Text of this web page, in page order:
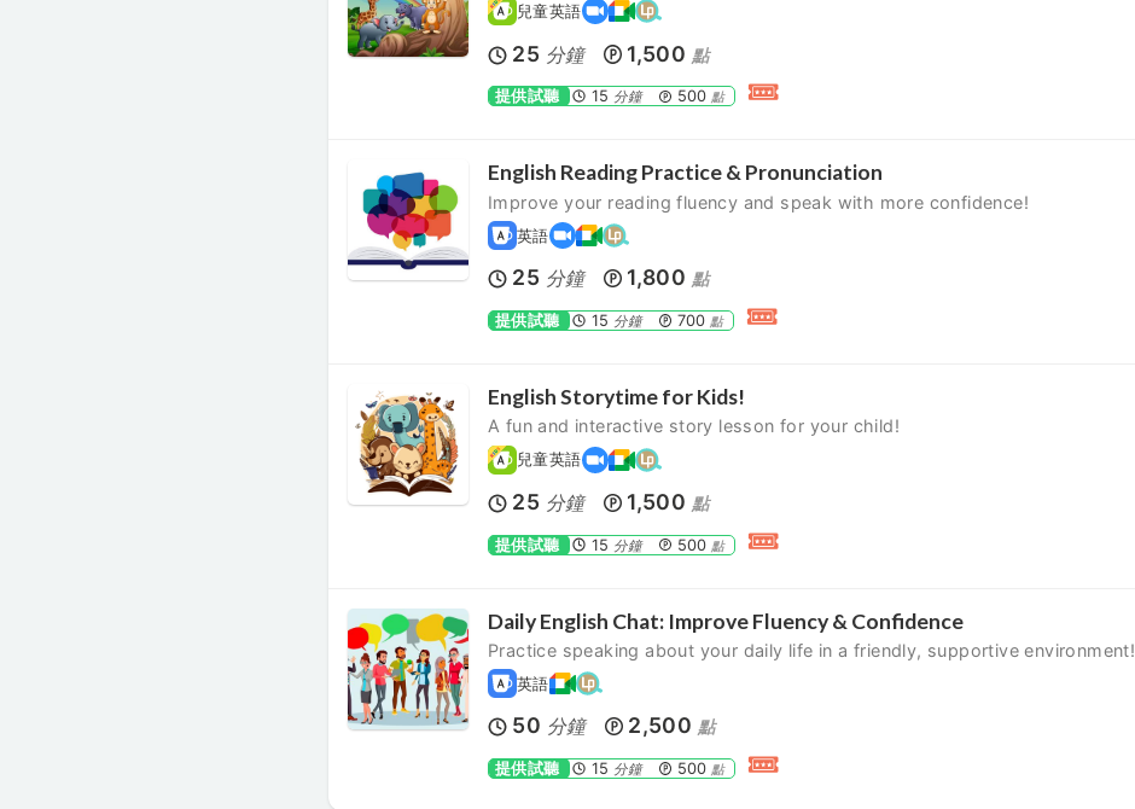
兒童英語
25 分鐘 1,500 點
提供試聽 15 分鐘 500 點
English Reading Practice & Pronunciation
Improve your reading fluency and speak with more confidence!
英語
25 分鐘 1,800 點
提供試聽 15 分鐘 700 點
English Storytime for Kids!
A fun and interactive story lesson for your child!
兒童英語
25 分鐘 1,500 點
提供試聽 15 分鐘 500 點
Daily English Chat: Improve Fluency & Confidence
Practice speaking about your daily life in a friendly, supportive environment!
英語
50 分鐘 2,500 點
提供試聽 15 分鐘 500 點